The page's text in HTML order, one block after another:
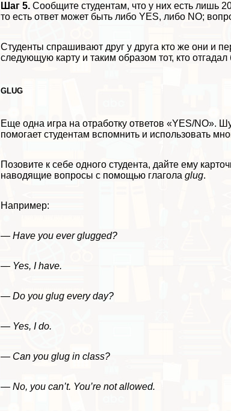
Шаг 5. Сообщите студентам, что у них есть лишь
то есть ответ может быть либо YES, либо NO;
Студенты спрашивают друг у друга кто же они и
следующую карту и таким образом тот, кто
GLUG
Еще одна игра на отработку ответов «YES/NO».
помогает студентам вспомнить и использовать
Позовите к себе одного студента, дайте ему
наводящие вопросы с помощью глаголаglug.
Например:
— Have you ever glugged?
— Yes, I have.
— Do you glug every day?
— Yes, I do.
— Can you glug in class?
— No, you can’t. You’re not allowed.